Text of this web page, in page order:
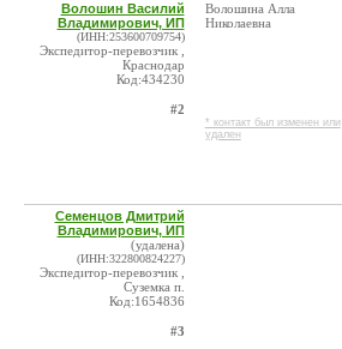
Волошин Василий
Владимирович, ИП
(ИНН:253600709754)
Экспедитор-перевозчик ,
Краснодар
Код:434230
#2
Волошина Алла
Николаевна
* контакт был изменен или
удален
Семенцов Дмитрий
Владимирович, ИП
(удалена)
(ИНН:322800824227)
Экспедитор-перевозчик ,
Суземка п.
Код:1654836
#3